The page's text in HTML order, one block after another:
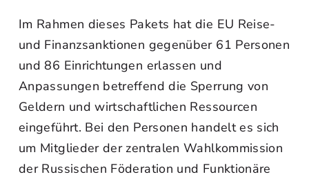
Im Rahmen dieses Pakets hat die EU Reise-
und Finanzsanktionen gegenüber 61 Personen
und 86 Einrichtungen erlassen und
Anpassungen betreffend die Sperrung von
Geldern und wirtschaftlichen Ressourcen
eingeführt. Bei den Personen handelt es sich
um Mitglieder der zentralen Wahlkommission
der Russischen Föderation und Funktionäre